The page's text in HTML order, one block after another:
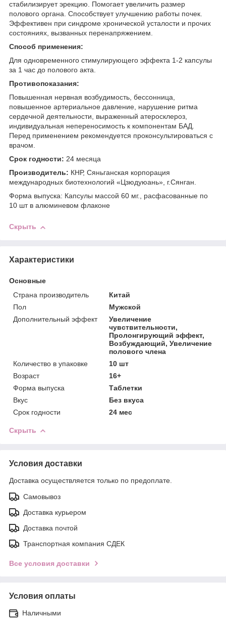
стабилизирует эрекцию. Помогает увеличить размер
полового органа. Способствует улучшению работы почек.
Эффективен при синдроме хронической усталости и прочих
состояниях, вызванных перенапряжением.
Способ применения:
Для одновременного стимулирующего эффекта 1-2 капсулы
за 1 час до полового акта.
Противопоказания:
Повышенная нервная возбудимость, бессонница,
повышенное артериальное давление, нарушение ритма
сердечной деятельности, выраженный атеросклероз,
индивидуальная непереносимость к компонентам БАД.
Перед применением рекомендуется проконсультироваться с
врачом.
Срок годности: 24 месяца
Производитель: КНР, Сяньганская корпорация
международных биотехнологий «Цзюдуюань», г.Сянган.
Форма выпуска: Капсулы массой 60 мг., расфасованные по
10 шт в алюминевом флаконе
Скрыть
Характеристики
Основные
Страна производитель
Китай
Пол
Мужской
Дополнительный эффект
Увеличение
чувствительности,
Пролонгирующий эффект,
Возбуждающий, Увеличение
полового члена
Количество в упаковке
10 шт
Возраст
16+
Форма выпуска
Таблетки
Вкус
Без вкуса
Срок годности
24 мес
Скрыть
Условия доставки
Доставка осуществляется только по предоплате.
Самовывоз
Доставка курьером
Доставка почтой
Транспортная компания СДЕК
Все условия доставки
Условия оплаты
Наличными